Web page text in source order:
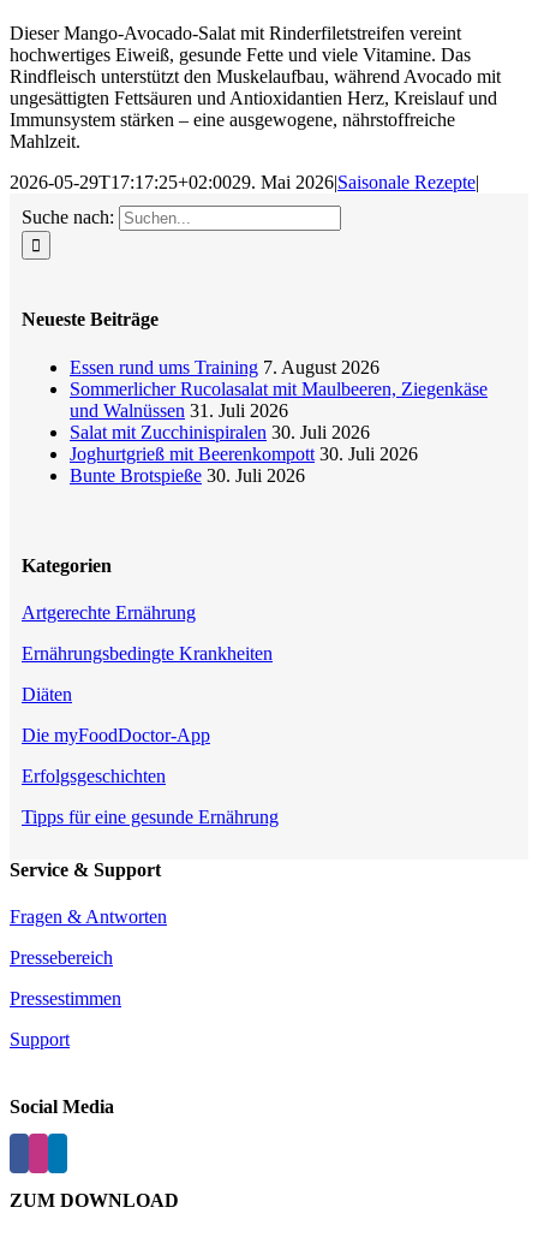
Dieser Mango-Avocado-Salat mit Rinderfiletstreifen vereint
hochwertiges Eiweiß, gesunde Fette und viele Vitamine. Das
Rindfleisch unterstützt den Muskelaufbau, während Avocado mit
ungesättigten Fettsäuren und Antioxidantien Herz, Kreislauf und
Immunsystem stärken – eine ausgewogene, nährstoffreiche
Mahlzeit.
2026-05-29T17:17:25+02:0029. Mai 2026|Saisonale Rezepte|
Suche nach:
Neueste Beiträge
Essen rund ums Training 7. August 2026
Sommerlicher Rucolasalat mit Maulbeeren, Ziegenkäse
und Walnüssen 31. Juli 2026
Salat mit Zucchinispiralen 30. Juli 2026
Joghurtgrieß mit Beerenkompott 30. Juli 2026
Bunte Brotspieße 30. Juli 2026
Kategorien
Artgerechte Ernährung
Ernährungsbedingte Krankheiten
Diäten
Die myFoodDoctor-App
Erfolgsgeschichten
Tipps für eine gesunde Ernährung
Service & Support
Fragen & Antworten
Pressebereich
Pressestimmen
Support
Social Media
ZUM DOWNLOAD